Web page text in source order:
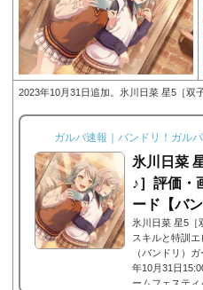
2023年10月31日追加。氷川日菜 星5［双
ガルパ速報｜バンドリ！ガル
氷川日菜
♪］評価・
ード【バ
氷川日菜 星5［
スキルと特訓
（バンドリ）
年10月31日
ームフェステ